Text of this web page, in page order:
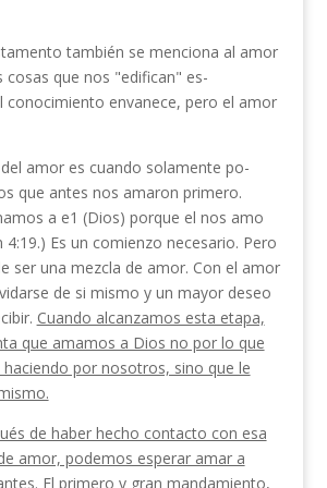
también se menciona al amor
cosas que nos "edifican" es­
conocimiento envanece, pero el amor
amor es cuando solamente po­
que antes nos amaron primero.
a e1 (Dios) porque el nos amo
4:19.) Es un comienzo necesario. Pero
ser una mezcla de amor. Con el amor
de si mismo y un mayor deseo
Cuando alcanza­mos esta etapa,
que amamos a Dios no por lo que
por nosotros, sino que le
de haber hecho contacto con esa
amor, podemos esperar amar a
El primero y gran mandamiento,